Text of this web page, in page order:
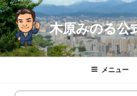
コ
ン
テ
ン
ツ
木原みのる公
メニュー